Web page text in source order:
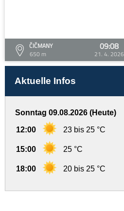
ČIČMANY
650 m
09:08
21. 4. 2026
Aktuelle Infos
Sonntag 09.08.2026 (Heute)
12:00 23 bis 25 °C
15:00 25 °C
18:00 20 bis 25 °C